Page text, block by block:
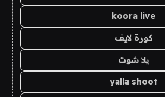
koora live
كورة لايف
يلا شوت
yalla shoot